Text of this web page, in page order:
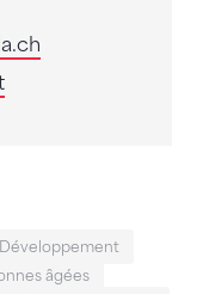
Développement
âgées